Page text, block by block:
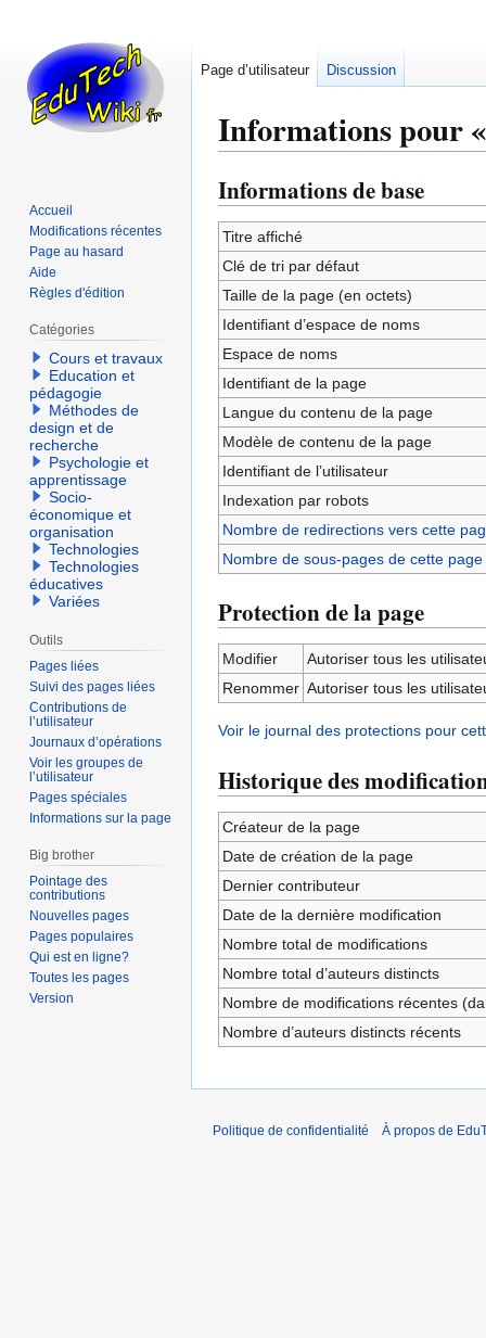
Informations pour
Aller
à
la
navigation
Aller
à
la
recherche
Informations de base
Titre affiché
Clé de tri par défaut
Taille de la page (en octets)
Identifiant dʼespace de noms
Espace de noms
Identifiant de la page
Langue du contenu de la page
Modèle de contenu de la page
Identifiant de l’utilisateur
Indexation par robots
Nombre de redirections vers cette
Nombre de sous-pages de cette page
Protection de la page
Modifier
Autoriser tous les
Renommer Autoriser tous les
Voir le journal des protections pour
Historique des
Créateur de la page
Date de création de la page
Dernier contributeur
Date de la dernière modification
Nombre total de modifications
Nombre total d’auteurs distincts
Nombre de modifications récentes
Nombre d’auteurs distincts récents
Page d’utilisateur Discussion
Accueil
Modifications récentes
Page au hasard
Aide
Règles d'édition
Catégories
Cours et travaux
Education et
pédagogie
Méthodes de
design et de
recherche
Psychologie et
apprentissage
Socio-
économique et
organisation
Technologies
Technologies
éducatives
Variées
Outils
Pages liées
Suivi des pages liées
Contributions de
l’utilisateur
Journaux d’opérations
Voir les groupes de
l’utilisateur
Pages spéciales
Informations sur la page
Big brother
Pointage des
contributions
Nouvelles pages
Pages populaires
Qui est en ligne?
Toutes les pages
Version
Politique de confidentialité À propos de